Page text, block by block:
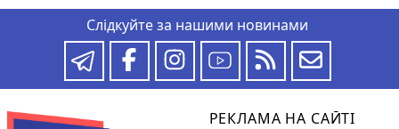
Слідкуйте за нашими новинами
РЕКЛАМА НА САЙТІ